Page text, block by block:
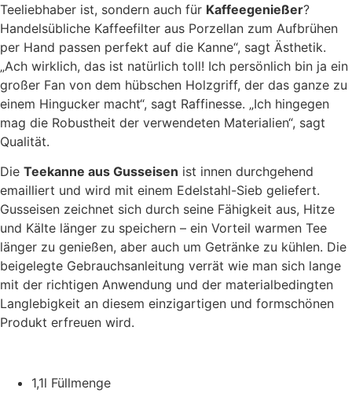
Teeliebhaber ist, sondern auch für Kaffeegenießer?
Handelsübliche Kaffeefilter aus Porzellan zum Aufbrühen
per Hand passen perfekt auf die Kanne“, sagt Ästhetik.
„Ach wirklich, das ist natürlich toll! Ich persönlich bin ja ein
großer Fan von dem hübschen Holzgriff, der das ganze zu
einem Hingucker macht“, sagt Raffinesse. „Ich hingegen
mag die Robustheit der verwendeten Materialien“, sagt
Qualität.
Die Teekanne aus Gusseisen ist innen durchgehend
emailliert und wird mit einem Edelstahl-Sieb geliefert.
Gusseisen zeichnet sich durch seine Fähigkeit aus, Hitze
und Kälte länger zu speichern – ein Vorteil warmen Tee
länger zu genießen, aber auch um Getränke zu kühlen. Die
beigelegte Gebrauchsanleitung verrät wie man sich lange
mit der richtigen Anwendung und der materialbedingten
Langlebigkeit an diesem einzigartigen und formschönen
Produkt erfreuen wird.
1,1l Füllmenge